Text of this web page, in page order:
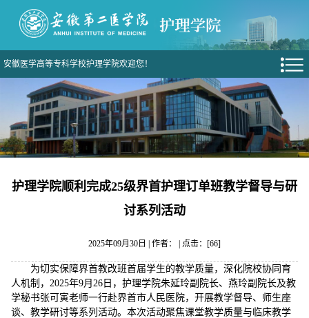
安徽医学高等专科学校护理学院欢迎您！
护理学院顺利完成25级界首护理订单班教学督导与研
讨系列活动
2025年09月30日 | 作者： | 点击：[66]
为切实保障界首教改班首届学生的教学质量，深化院校协同育
人机制，2025年9月26日，护理学院朱延玲副院长、燕玲副院长及教
学秘书张可寅老师一行赴界首市人民医院，开展教学督导、师生座
谈、教学研讨等系列活动。本次活动聚焦课堂教学质量与临床教学